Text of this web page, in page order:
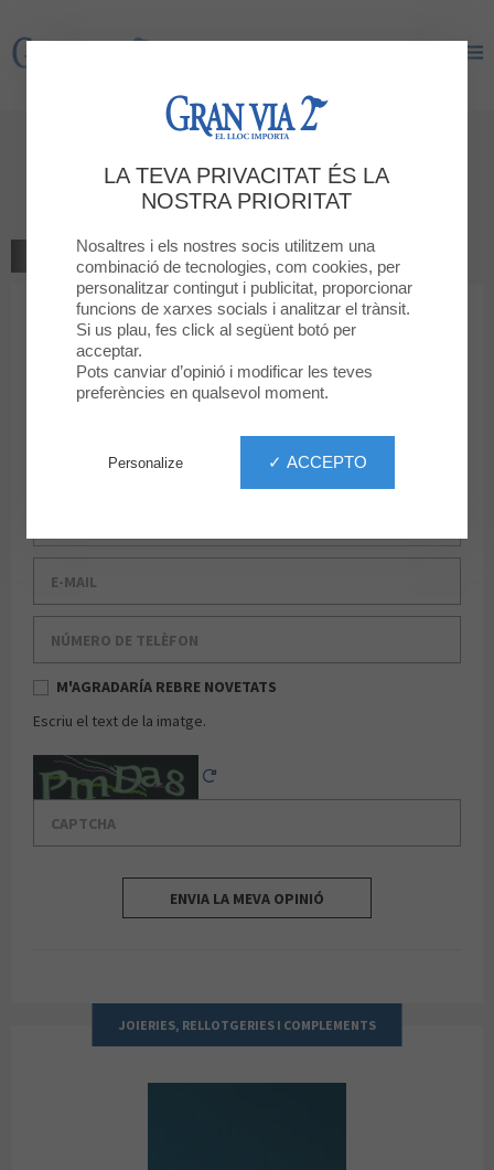
Gran Via 2
Dóna la teva opinió
ALL TIME & WATCHES
TORNAR A LA BOTIGA
La teva classificació 5
4
3
2
Missatge
M'AGRADARÍA REBRE NOVETATS
Escriu el text de la imatge.
Captcha
ENVIA LA MEVA OPINIÓ
JOIERIES, RELLOTGERIES I COMPLEMENTS
ALL TIME & WATCHES
LA TEVA PRIVACITAT ÉS LA
NOSTRA PRIORITAT
Nosaltres i els nostres socis utilitzem una
combinació de tecnologies, com cookies, per
personalitzar contingut i publicitat, proporcionar
funcions de xarxes socials i analitzar el trànsit.
Si us plau, fes click al següent botó per
acceptar.
Pots canviar d’opinió i modificar les teves
preferències en qualsevol moment.
✓ ACCEPTO
Personalize